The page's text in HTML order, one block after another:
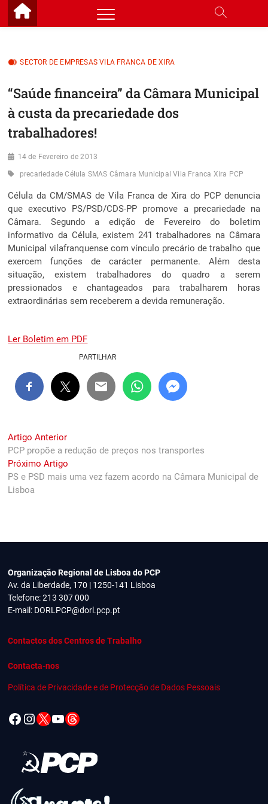
Skip
SECTOR DE EMPRESAS VILA FRANCA DE XIRA
“Saúde financeira” da Câmara Municipal
à custa da precariedade dos
trabalhadores!
14 de Fevereiro de 2013
precariedade Célula SMAS Câmara Municipal Vila Franca Xira PCP
Célula da CM/SMAS de Vila Franca de Xira do PCP denuncia
que executivo PS/PSD/CDS-PP promove a precariedade na
Câmara. Segundo a edição de Fevereiro do boletim
informativo da Célula, existem 241 trabalhadores na Câmara
Municipal vilafranquense com vínculo precário de trabalho que
exercem funções de carácter permanente. Além desta
situação, existem trabalhadores do quadro a serem
pressionados e chantageados para trabalharem horas
extraordinárias sem receberem a devida remuneração.
Ler Boletim em PDF
PARTILHAR
Navegação
de
artigos
Artigo AnteriorPrevious
post:
PCP propõe a redução de preços nos transportes
Próximo Artigo
post:
PS e PSD mais uma vez fazem acordo na Câmara Municipal de
Lisboa
Organização Regional de Lisboa do PCP
Av. da Liberdade, 170 | 1250-141 Lisboa
Telefone: 213 307 000
E-mail: DORLPCP@dorl.pcp.pt
Contactos dos Centros de Trabalho
Contacta-nos
Política de Privacidade e de Protecção de Dados Pessoais
Facebook
Instagram
X YouTube
Threads